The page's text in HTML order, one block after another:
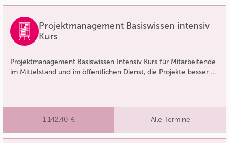
Projektmanagement Basiswissen intensiv
Kurs
Projektmanagement Basiswissen Intensiv Kurs für Mitarbeitende
im Mittelstand und im öffentlichen Dienst, die Projekte besser …
1.142,40 € Alle Termine